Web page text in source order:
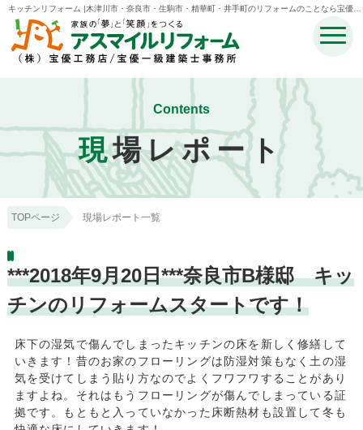
キッチンリフォーム |木津川市・奈良市・生駒市・精華町・井手町のリフォームのことなら宝優工
務店アスマイルリフォーム
Contents
現場レポート
TOPページ 現場レポート一覧
***2018年9月20日***奈良市B様邸 キッ
チンのリフォームスタートです！
床下の湿気で傷んでしまったキッチンの床を新しく修繕して
いきます！昔のお家のフローリングは防湿対策もなく土の湿
気を受けてしまう貼り方なのでよくフワフワすることがあり
ますよね。それはもうフローリングが傷んでしまっている証
拠です。もともと入っていなかった床断熱材も設置して冬も